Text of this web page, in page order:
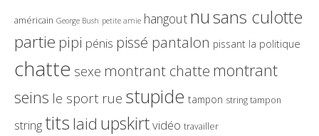
américain George Bush petite amie hangout nusans culotte
partie pipi pénis pissé pantalon pissant la politique
chatte sexe montrant chatte montrant
seins le sport rue stupide tampon string tampon
stringtits laid upskirtvidéo travailler